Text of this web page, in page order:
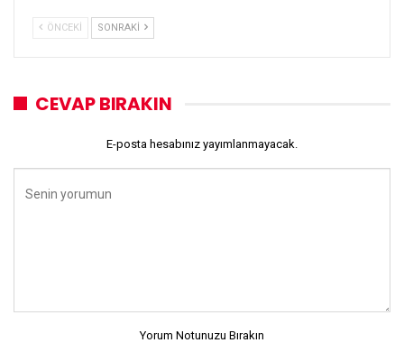
ÖNCEKI SONRAKI
CEVAP BIRAKIN
E-posta hesabınız yayımlanmayacak.
Yorum Notunuzu Bırakın